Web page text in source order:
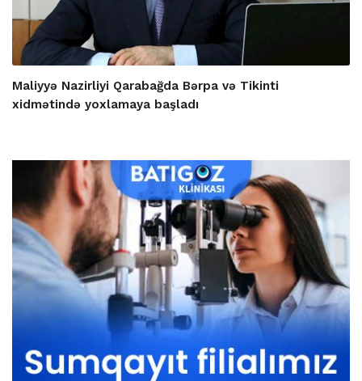
Maliyyə Nazirliyi Qarabağda Bərpa və Tikinti
xidmətində yoxlamaya başladı